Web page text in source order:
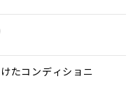
たコンディショニ